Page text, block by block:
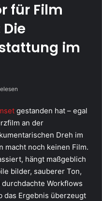
für Film
im
gestanden hat – egal
an der
Dreh im
macht noch keinen Film.
hängt maßgeblich
bilder, sauberer Ton,
Workflows
das Ergebnis überzeugt